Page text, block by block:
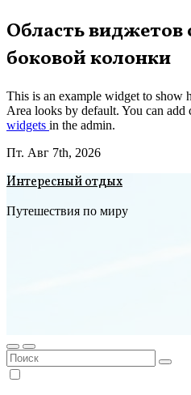
Перейти
к
содержимому
Область виджетов
боковой колонки
This is an example widget to show
Area looks by default. You can add
widgets in the admin.
Пт. Авг 7th, 2026
Интересный отдых
Путешествия по миру